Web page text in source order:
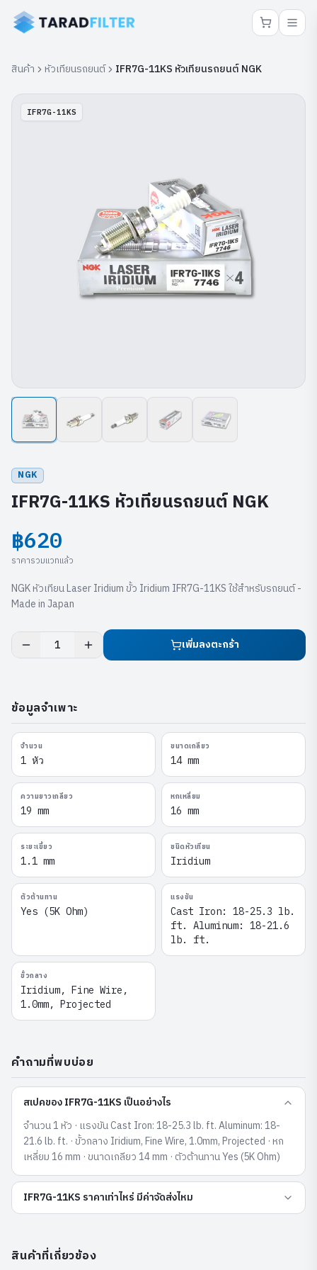
สินค้า หัวเทียนรถยนต์ IFR7G-11KS หัวเทียนรถยนต์ NGK
IFR7G-11KS
NGK
IFR7G-11KS หัวเทียนรถยนต์ NGK
฿620
ราคารวมแวทแล้ว
NGK หัวเทียน Laser Iridium ขั้ว Iridium IFR7G-11KS ใช้สำหรับรถยนต์ -
Made in Japan
1 เพิ่มลงตะกร้า
ข้อมูลจำเพาะ
จำนวน
1 หัว
ขนาดเกลียว
14 mm
ความยาวเกลียว
19 mm
หกเหลี่ยม
16 mm
ระยะเขี้ยว
1.1 mm
ชนิดหัวเทียน
Iridium
ตัวต้านทาน
Yes (5K Ohm)
แรงขัน
Cast Iron: 18-25.3 lb.
ft. Aluminum: 18-21.6
lb. ft.
ขั้วกลาง
Iridium, Fine Wire,
1.0mm, Projected
คำถามที่พบบ่อย
สเปคของ IFR7G-11KS เป็นอย่างไร
จำนวน 1 หัว · แรงขัน Cast Iron: 18-25.3 lb. ft. Aluminum: 18-
21.6 lb. ft. · ขั้วกลาง Iridium, Fine Wire, 1.0mm, Projected · หก
เหลี่ยม 16 mm · ขนาดเกลียว 14 mm · ตัวต้านทาน Yes (5K Ohm)
IFR7G-11KS ราคาเท่าไหร่ มีค่าจัดส่งไหม
สินค้าที่เกี่ยวข้อง